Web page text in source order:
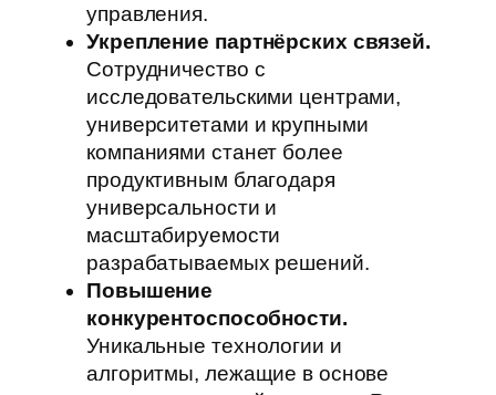
управления.
Укрепление партнёрских связей.
Сотрудничество с
исследовательскими центрами,
университетами и крупными
компаниями станет более
продуктивным благодаря
универсальности и
масштабируемости
разрабатываемых решений.
Повышение
конкурентоспособности.
Уникальные технологии и
алгоритмы, лежащие в основе